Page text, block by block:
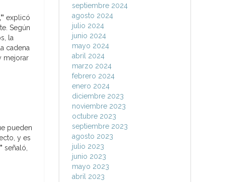
explicó
Según
la
cadena
mejorar
pueden
y es
señaló,
septiembre 2024
agosto 2024
julio 2024
junio 2024
mayo 2024
abril 2024
marzo 2024
febrero 2024
enero 2024
diciembre 2023
noviembre 2023
octubre 2023
septiembre 2023
agosto 2023
julio 2023
junio 2023
mayo 2023
abril 2023